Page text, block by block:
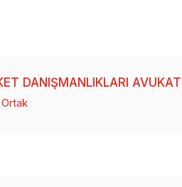
DANIŞMANLIKLARI AVUKATI